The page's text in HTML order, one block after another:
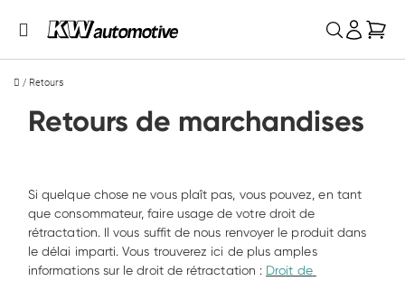
/ Retours
Retours de marchandises
Si quelque chose ne vous plaît pas, vous pouvez, en tant
que consommateur, faire usage de votre droit de
rétractation. Il vous suffit de nous renvoyer le produit dans
le délai imparti. Vous trouverez ici de plus amples
informations sur le droit de rétractation : Droit de